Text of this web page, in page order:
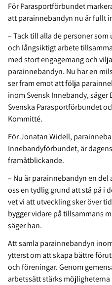
För Parasportförbundet
att parainnebandyn nu är fullt
– Tack till alla de personer
och långsiktigt arbete
med stort engagemang och
parainnebandyn. Nu har en
ser fram emot att följa
inom Svensk Innebandy, säger
Svenska Parasportförbundet
Kommitté.
För Jonatan Widell,
Innebandyförbundet, är
framåtblickande.
– Nu är parainnebandyn en del
oss en tydlig grund att stå på i
vet vi att utveckling sker över
bygger vidare på tillsammans
säger han.
Att samla parainnebandyn
ytterst om att skapa bättre
och föreningar. Genom
arbetssätt stärks